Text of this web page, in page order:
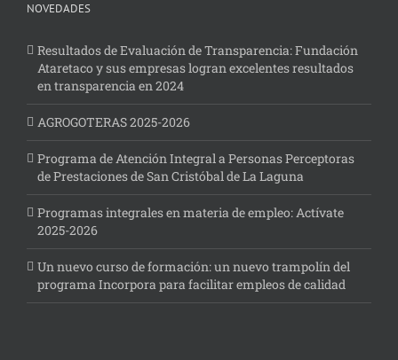
NOVEDADES
Resultados de Evaluación de Transparencia: Fundación
Ataretaco y sus empresas logran excelentes resultados
en transparencia en 2024
AGROGOTERAS 2025-2026
Programa de Atención Integral a Personas Perceptoras
de Prestaciones de San Cristóbal de La Laguna
Programas integrales en materia de empleo: Actívate
2025-2026
Un nuevo curso de formación: un nuevo trampolín del
programa Incorpora para facilitar empleos de calidad